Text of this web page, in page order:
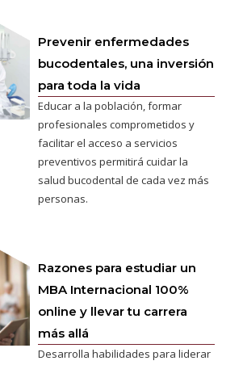
Prevenir enfermedades
bucodentales, una inversión
para toda la vida
Educar a la población, formar
profesionales comprometidos y
facilitar el acceso a servicios
preventivos permitirá cuidar la
salud bucodental de cada vez más
personas.
Razones para estudiar un
MBA Internacional 100%
online y llevar tu carrera
más allá
Desarrolla habilidades para liderar